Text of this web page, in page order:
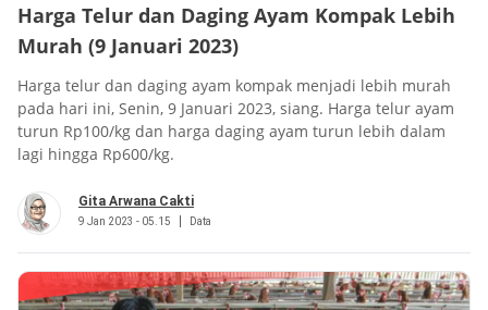
Harga Telur dan Daging Ayam Kompak Lebih
Murah (9 Januari 2023)
Harga telur dan daging ayam kompak menjadi lebih murah
pada hari ini, Senin, 9 Januari 2023, siang. Harga telur ayam
turun Rp100/kg dan harga daging ayam turun lebih dalam
lagi hingga Rp600/kg.
Gita Arwana Cakti
9 Jan 2023 - 05.15 Data